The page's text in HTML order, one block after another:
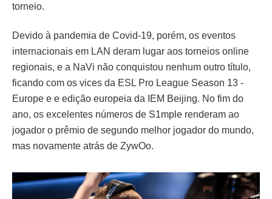
torneio.
Devido à pandemia de Covid-19, porém, os eventos
internacionais em LAN deram lugar aos torneios online
regionais, e a NaVi não conquistou nenhum outro título,
ficando com os vices da ESL Pro League Season 13 -
Europe e e edição europeia da IEM Beijing. No fim do
ano, os excelentes números de S1mple renderam ao
jogador o prêmio de segundo melhor jogador do mundo,
mas novamente atrás de ZywOo.